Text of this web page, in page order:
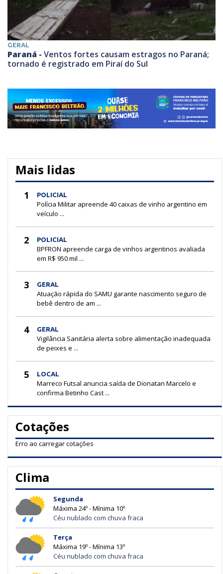
GERAL
Paraná - Ventos fortes causam estragos no Paraná;
tornado é registrado em Piraí do Sul
Mais lidas
1 POLICIAL
Polícia Militar apreende 40 caixas de vinho argentino em
veículo ...
2 POLICIAL
BPFRON apreende carga de vinhos argentinos avaliada
em R$ 950 mil ...
3 GERAL
Atuação rápida do SAMU garante nascimento seguro de
bebê dentro de am ...
4 GERAL
Vigilância Sanitária alerta sobre alimentação inadequada
de peixes e ...
5 LOCAL
Marreco Futsal anuncia saída de Dionatan Marcelo e
confirma Betinho Cast ...
Cotações
Erro ao carregar cotações
Clima
Segunda
Máxima 24º - Mínima 10º
Céu nublado com chuva fraca
Terça
Máxima 19º - Mínima 13º
Céu nublado com chuva fraca